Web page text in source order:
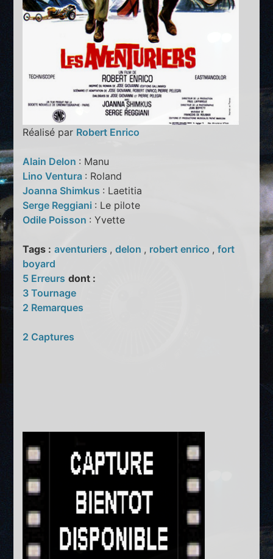
Réalisé par Robert Enrico
Alain Delon : Manu
Lino Ventura : Roland
Joanna Shimkus : Laetitia
Serge Reggiani : Le pilote
Odile Poisson : Yvette
Tags : aventuriers ,delon , robert enrico ,fort
boyard
5 Erreurs dont :
3 Tournage
2 Remarques
2 Captures